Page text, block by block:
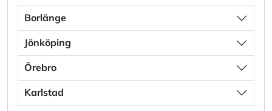
Borlänge
Jönköping
Örebro
Karlstad